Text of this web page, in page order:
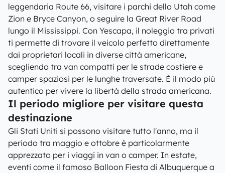
leggendaria Route 66, visitare i parchi dello Utah come
Zion e Bryce Canyon, o seguire la Great River Road
lungo il Mississippi. Con Yescapa, il noleggio tra privati
ti permette di trovare il veicolo perfetto direttamente
dai proprietari locali in diverse città americane,
scegliendo tra van compatti per le strade costiere e
camper spaziosi per le lunghe traversate. È il modo più
autentico per vivere la libertà della strada americana.
Il periodo migliore per visitare questa
destinazione
Gli Stati Uniti si possono visitare tutto l'anno, ma il
periodo tra maggio e ottobre è particolarmente
apprezzato per i viaggi in van o camper. In estate,
eventi come il famoso Balloon Fiesta di Albuquerque a